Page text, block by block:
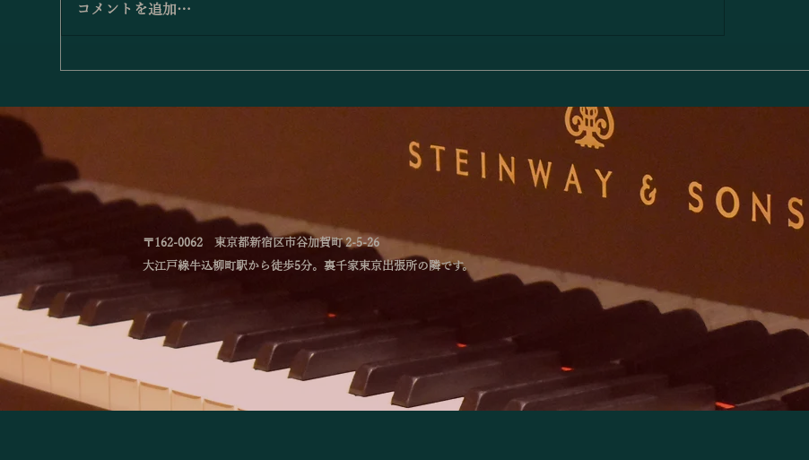
「林綾乃＆野川かおる 2台ピ
「4つのテイストのミルフィ
「スイス・アロー
コメントを追加…
〒162-0062 東京都新宿区市谷加賀町 2-5-26
大江戸線牛込柳町駅から徒歩5分。裏千家東京出張所の隣です。